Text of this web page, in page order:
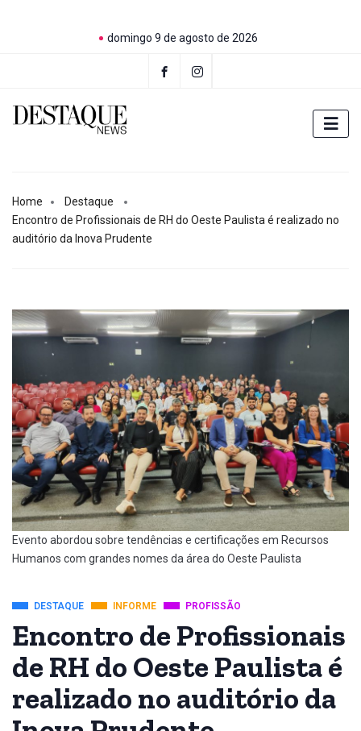
domingo 9 de agosto de 2026
Home
Destaque
Encontro de Profissionais de RH do Oeste Paulista é realizado no
auditório da Inova Prudente
Evento abordou sobre tendências e certificações em Recursos
Humanos com grandes nomes da área do Oeste Paulista
DESTAQUE INFORME PROFISSÃO
Encontro de Profissionais
de RH do Oeste Paulista é
realizado no auditório da